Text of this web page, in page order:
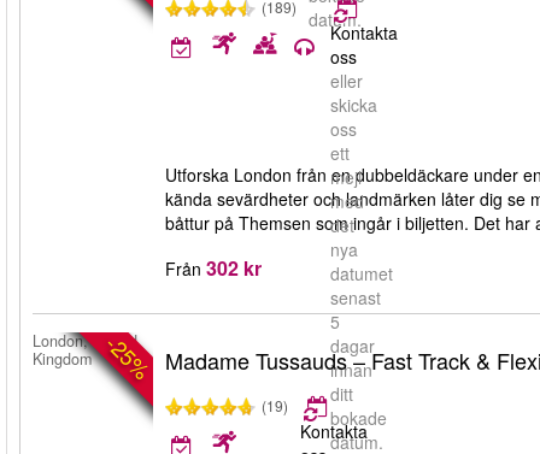
datum.
(189)
Kontakta
oss
eller
skicka
oss
ett
mejl
med
det
nya
datumet
senast
5
dagar
innan
ditt
bokade
datum.
Utforska London från en dubbeldäckare under
kända sevärdheter och landmärken låter dig se
båttur på Themsen som ingår i biljetten. Det
Från 302 kr
-25%
London, United
Kingdom
Madame Tussauds – Fast Track &
(19)
Kontakta